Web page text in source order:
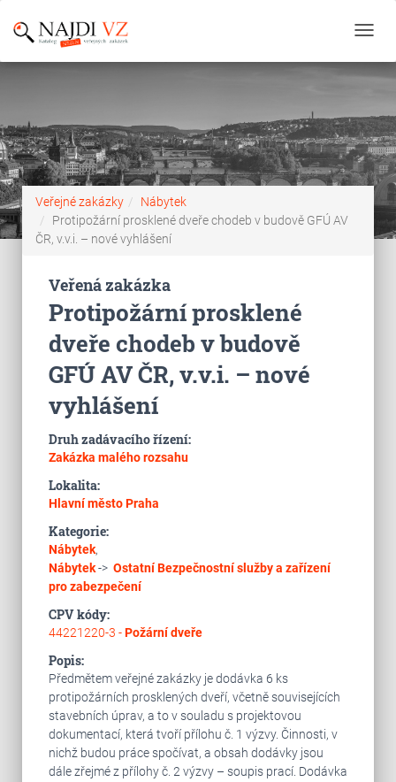
Veřejné zakázky
Nábytek
Protipožární prosklené dveře chodeb v budově GFÚ AV
ČR, v.v.i. – nové vyhlášení
Veřená zakázka
Protipožární prosklené
dveře chodeb v budově
GFÚ AV ČR, v.v.i. – nové
vyhlášení
Druh zadávacího řízení:
Zakázka malého rozsahu
Lokalita:
Hlavní město Praha
Kategorie:
Nábytek,
Nábytek-> OstatníBezpečnostní služby a zařízení
pro zabezpečení
CPV kódy:
44221220-3 -Požární dveře
Popis:
Předmětem veřejné zakázky je dodávka 6 ks
protipožárních prosklených dveří, včetně souvisejících
stavebních úprav, a to v souladu s projektovou
dokumentací, která tvoří přílohu č. 1 výzvy. Činnosti, v
nichž budou práce spočívat, a obsah dodávky jsou
dále zřejmé z přílohy č. 2 výzvy – soupis prací. Dodávka